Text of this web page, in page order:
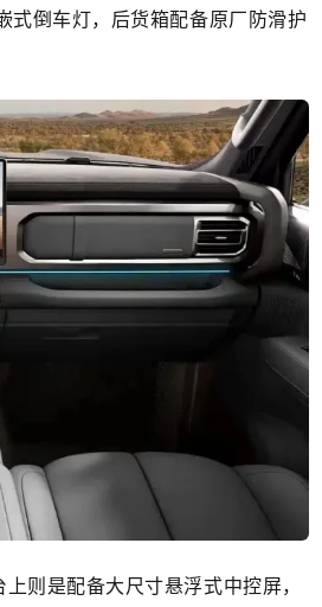
式倒车灯，后货箱配备原厂防滑护
则是配备大尺寸悬浮式中控屏，